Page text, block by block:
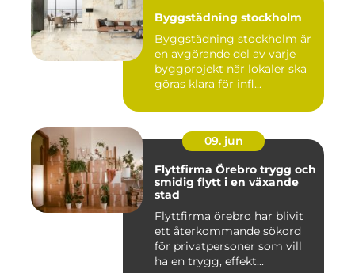
Byggstädning stockholm
Byggstädning stockholm är
en avgörande del av varje
byggprojekt när lokaler ska
göras klara för infl...
09. jun
Flyttfirma Örebro trygg och
smidig flytt i en växande
stad
Flyttfirma örebro har blivit
ett återkommande sökord
för privatpersoner som vill
ha en trygg, effekt...